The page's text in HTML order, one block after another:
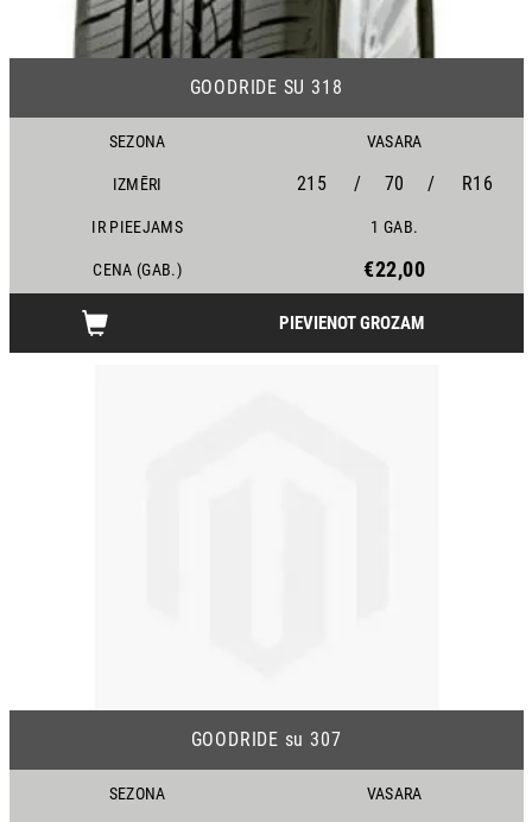
GOODRIDE SU 318
SEZONA VASARA
IZMĒRI 215 / 70 / R16
IR PIEEJAMS 1 GAB.
CENA (GAB.) €22,00
PIEVIENOT GROZAM
GOODRIDE su 307
SEZONA VASARA